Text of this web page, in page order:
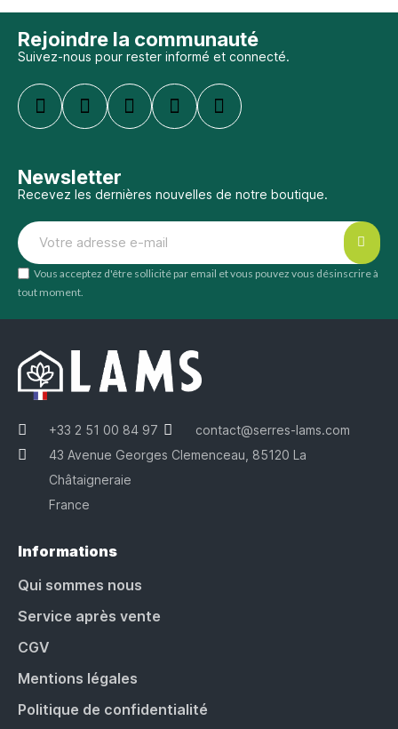
Rejoindre la communauté
Suivez-nous pour rester informé et connecté.
Newsletter
Recevez les dernières nouvelles de notre boutique.
Vous acceptez d'être sollicité par email et vous pouvez vous désinscrire à
tout moment.
+33 2 51 00 84 97
contact@serres-lams.com
43 Avenue Georges Clemenceau, 85120 La
Châtaigneraie
France
Informations
Qui sommes nous
Service après vente
CGV
Mentions légales
Politique de confidentialité